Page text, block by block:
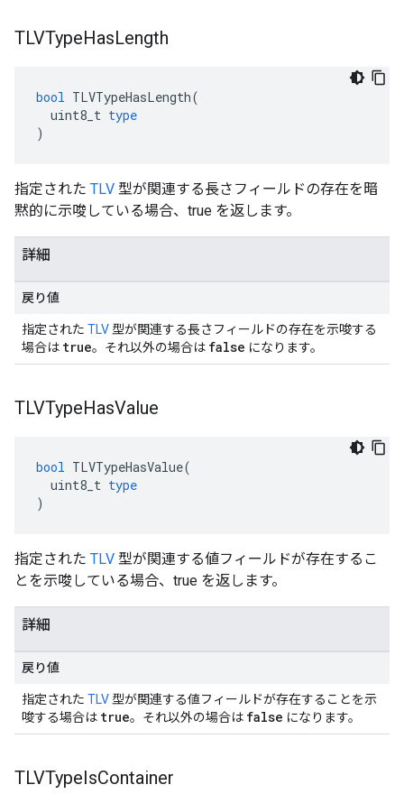
TLVTypeHasLength
bool TLVTypeHasLength(
uint8_t type
)
指定された TLV 型が関連する長さフィールドの存在を暗
黙的に示唆している場合、true を返します。
詳細
戻り値
指定された TLV 型が関連する長さフィールドの存在を示唆する
場合は true。それ以外の場合は false になります。
TLVTypeHasValue
bool TLVTypeHasValue(
uint8_t type
)
指定された TLV 型が関連する値フィールドが存在するこ
とを示唆している場合、true を返します。
詳細
戻り値
指定された TLV 型が関連する値フィールドが存在することを示
唆する場合は true。それ以外の場合は false になります。
TLVTypeIsContainer